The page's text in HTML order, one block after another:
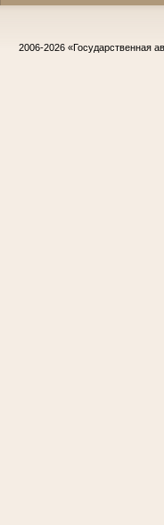
2006-2026 «Государственная